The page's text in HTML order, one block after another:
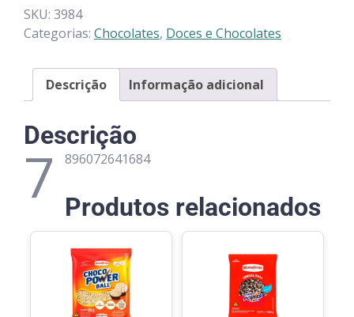
SKU: 3984
Categorias: Chocolates, Doces e Chocolates
Descrição Informação adicional
Descrição
7 896072641684
Produtos relacionados